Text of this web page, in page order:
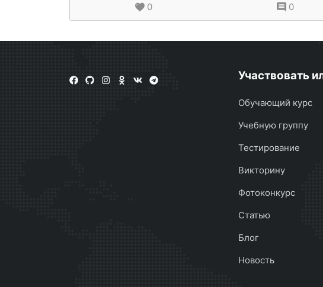
0 0
Участвовать
Обучающий курс
Учебную группу
Тестирование
Викторину
Фотоконкурс
Статью
Блог
Новость